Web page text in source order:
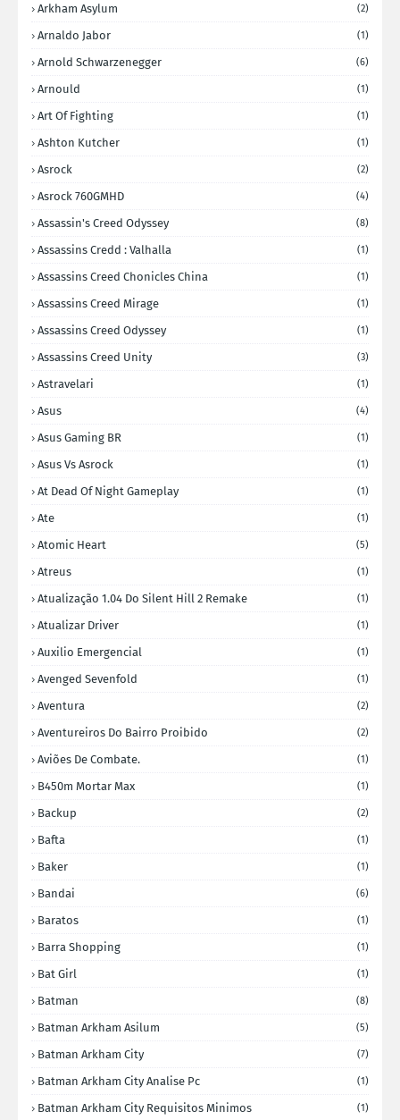
Arkham Asylum (2)
Arnaldo Jabor (1)
Arnold Schwarzenegger (6)
Arnould (1)
Art Of Fighting (1)
Ashton Kutcher (1)
Asrock (2)
Asrock 760GMHD (4)
Assassin's Creed Odyssey (8)
Assassins Credd : Valhalla (1)
Assassins Creed Chonicles China (1)
Assassins Creed Mirage (1)
Assassins Creed Odyssey (1)
Assassins Creed Unity (3)
Astravelari (1)
Asus (4)
Asus Gaming BR (1)
Asus Vs Asrock (1)
At Dead Of Night Gameplay (1)
Ate (1)
Atomic Heart (5)
Atreus (1)
Atualização 1.04 Do Silent Hill 2 Remake (1)
Atualizar Driver (1)
Auxilio Emergencial (1)
Avenged Sevenfold (1)
Aventura (2)
Aventureiros Do Bairro Proibido (2)
Aviões De Combate. (1)
B450m Mortar Max (1)
Backup (2)
Bafta (1)
Baker (1)
Bandai (6)
Baratos (1)
Barra Shopping (1)
Bat Girl (1)
Batman (8)
Batman Arkham Asilum (5)
Batman Arkham City (7)
Batman Arkham City Analise Pc (1)
Batman Arkham City Requisitos Minimos (1)